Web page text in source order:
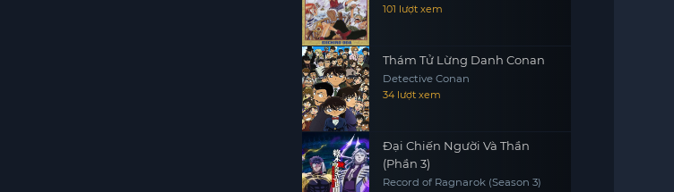
101 lượt xem
Thám Tử Lừng Danh Conan
Detective Conan
34 lượt xem
Đại Chiến Người Và Thần
(Phần 3)
Record of Ragnarok (Season 3)